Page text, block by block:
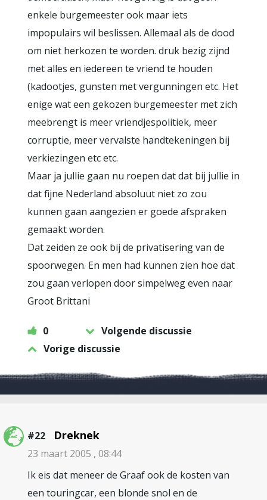
enkele burgemeester ook maar iets
impopulairs wil beslissen. Allemaal als de dood
om niet herkozen te worden. druk bezig zijnd
met alles en iedereen te vriend te houden
(kadootjes, gunsten met vergunningen etc. Het
enige wat een gekozen burgemeester met zich
meebrengt is meer vriendjespolitiek, meer
corruptie, meer vervalste handtekeningen bij
verkiezingen etc etc.
Maar ja jullie gaan nu roepen dat dat bij jullie in
dat fijne Nederland absoluut niet zo zou
kunnen gaan aangezien er goede afspraken
gemaakt worden.
Dat zeiden ze ook bij de privatisering van de
spoorwegen. En men had kunnen zien hoe dat
zou gaan verlopen door simpelweg even naar
Groot Brittani
0
Volgende discussie
Vorige discussie
#22 Dreknek
23 maart 2005 , 08:44
Ik eis dat meneer de Graaf ook de kosten van
een touringcar, een blonde snol en de